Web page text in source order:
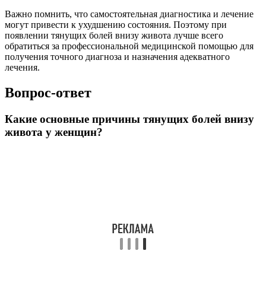
Важно помнить, что самостоятельная диагностика и лечение
могут привести к ухудшению состояния. Поэтому при
появлении тянущих болей внизу живота лучше всего
обратиться за профессиональной медицинской помощью для
получения точного диагноза и назначения адекватного
лечения.
Вопрос-ответ
Какие основные причины тянущих болей внизу
живота у женщин?